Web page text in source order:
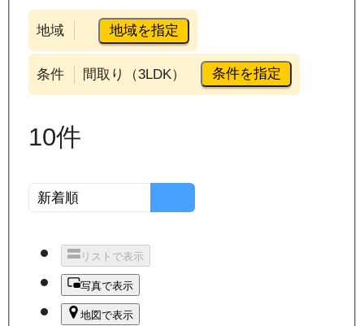
地域 地域を指定
条件 間取り（3LDK） 条件を指定
10件
リストで表示
写真で表示
地図で表示